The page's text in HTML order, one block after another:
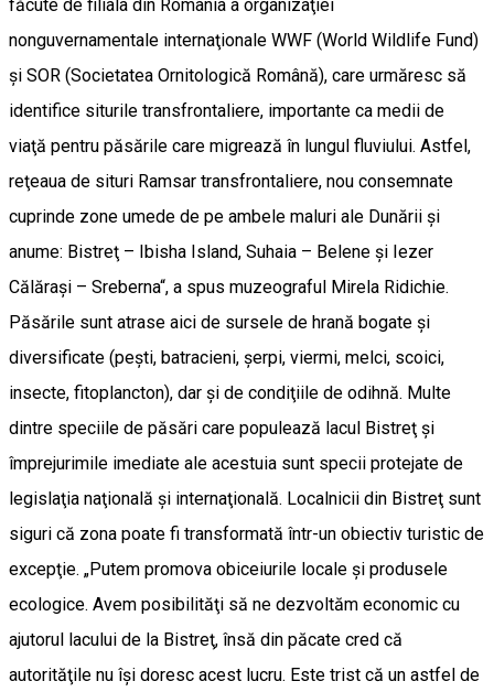
făcute de filiala din România a organizaţiei
nonguvernamentale internaţionale WWF (World Wildlife Fund)
şi SOR (Societatea Ornitologică Română), care urmăresc să
identifice siturile transfrontaliere, importante ca medii de
viaţă pentru păsările care migrează în lungul fluviului. Astfel,
reţeaua de situri Ramsar transfrontaliere, nou consemnate
cuprinde zone umede de pe ambele maluri ale Dunării şi
anume: Bistreţ – Ibisha Island, Suhaia – Belene şi Iezer
Călăraşi – Sreberna“, a spus muzeograful Mirela Ridichie.
Păsările sunt atrase aici de sursele de hrană bogate şi
diversificate (peşti, batracieni, şerpi, viermi, melci, scoici,
insecte, fitoplancton), dar şi de condiţiile de odihnă. Multe
dintre speciile de păsări care populează lacul Bistreţ şi
împrejurimile imediate ale acestuia sunt specii protejate de
legislaţia naţională şi internaţională. Localnicii din Bistreţ sunt
siguri că zona poate fi transformată într-un obiectiv turistic de
excepţie. „Putem promova obiceiurile locale şi produsele
ecologice. Avem posibilităţi să ne dezvoltăm economic cu
ajutorul lacului de la Bistreţ, însă din păcate cred că
autorităţile nu îşi doresc acest lucru. Este trist că un astfel de